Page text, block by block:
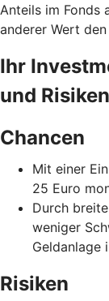
Anteils im Fonds
anderer Wert
Ihr
und Risiken
Chancen
Mit einer
25 Euro
Durch
weniger
Geldanlage
Risiken